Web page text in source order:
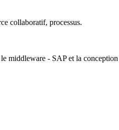
collaboratif, processus.
- SAP et la